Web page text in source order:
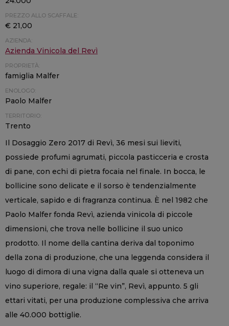
PREZZO ALLO SCAFFALE:
€ 21,00
AZIENDA:
Azienda Vinicola del Revì
PROPRIETÀ:
famiglia Malfer
ENOLOGO:
Paolo Malfer
TERRITORIO:
Trento
Il Dosaggio Zero 2017 di Revì, 36 mesi sui lieviti,
possiede profumi agrumati, piccola pasticceria e crosta
di pane, con echi di pietra focaia nel finale. In bocca, le
bollicine sono delicate e il sorso è tendenzialmente
verticale, sapido e di fragranza continua. È nel 1982 che
Paolo Malfer fonda Revì, azienda vinicola di piccole
dimensioni, che trova nelle bollicine il suo unico
prodotto. Il nome della cantina deriva dal toponimo
della zona di produzione, che una leggenda considera il
luogo di dimora di una vigna dalla quale si otteneva un
vino superiore, regale: il “Re vin”, Revì, appunto. 5 gli
ettari vitati, per una produzione complessiva che arriva
alle 40.000 bottiglie.